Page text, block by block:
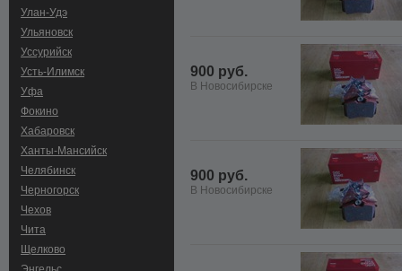
Улан-Удэ
Ульяновск
Уссурийск
Усть-Илимск
Уфа
Фокино
Хабаровск
Ханты-Мансийск
Челябинск
Черногорск
Чехов
Чита
Щелково
900 руб.
В Новосибирске
900 руб.
В Новосибирске